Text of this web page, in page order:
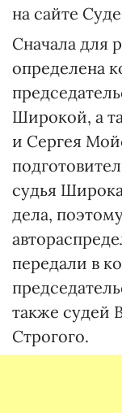
на сайте
Сначала для
определена
Широкой, а
и Сергея
судья
дела,
передали в
также судей
Строгого.